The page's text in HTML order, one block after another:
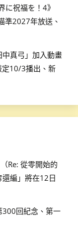
祝福を！4》
準2027年放送、
真弓」加入動畫
定10/3播出、新
Re: 從零開始的
編」將在12日
300回紀念、第一